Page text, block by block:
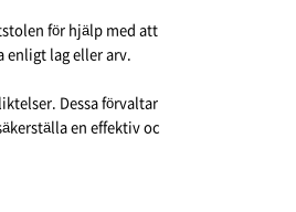
för hjälp med att
enligt lag eller arv.
Dessa förvaltar
en effektiv oc